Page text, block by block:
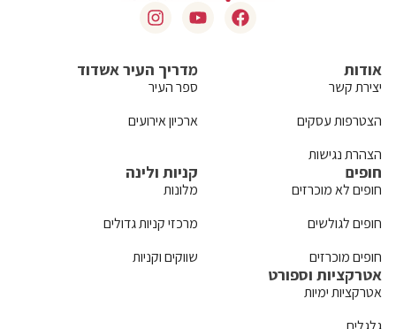
אודות
יצירת קשר
הצטרפות עסקים
הצהרת נגישות
מדריך העיר אשדוד
ספר העיר
ארכיון אירועים
חופים
חופים לא מוכרזים
חופים לגולשים
חופים מוכרזים
קניות ולינה
מלונות
מרכזי קניות גדולים
שווקים וקניות
אטרקציות וספורט
אטרקציות ימיות